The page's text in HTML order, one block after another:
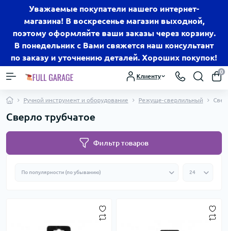
Уважаемые покупатели нашего интернет-
магазина! В воскресенье магазин выходной,
поэтому оформляйте ваши заказы через корзину.
В понедельник с Вами свяжется наш консультант
по заказу и уточнению деталей. Хороших покупок!
Клиенту
0
Ручной инструмент и оборудование Режуще-сверлильный
Сверло трубчатое
Фильтр товаров